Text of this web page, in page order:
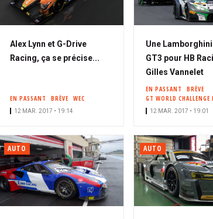
Alex Lynn et G-Drive
Racing, ça se précise...
EN PASSANT BRÈVE WEC
12 MAR. 2017 • 19:14
Une
GT3 pour HB
Gilles Vannelet
EN PASSANT
BRÈVE
GT WORLD CHALLENGE
12 MAR. 2017 • 19:01
AUTO AUTO